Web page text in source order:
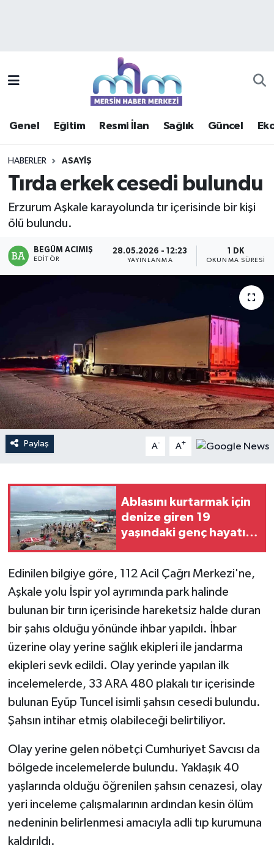
Genel Eğitim Resmi İlan Sağlık Güncel
HABERLER ASAYIŞ
Tırda erkek cesedi bulundu
Erzurum Aşkale karayolunda tır içerisinde bir kişi
ölü bulundu.
BEGÜM ACIMIŞ
EDITÖR
28.05.2026 - 12:23
YAYINLANMA
1 DK
OKUNMA SÜRESI
Paylaş A- A+
Ablasını kurtarmak için
denize giren 19
yaşındaki genç hayatını
Edinilen bilgiye göre, 112 Acil Çağrı Merkezi'ne,
Aşkale yolu İspir yol ayrımında park halinde
bulunan bir tırın içerisinde hareketsiz halde duran
bir şahıs olduğu yönünde ihbar yapıldı. İhbar
üzerine olay yerine sağlık ekipleri ile jandarma
ekipleri sevk edildi. Olay yerinde yapılan ilk
incelemelerde, 33 ARA 480 plakalı tır içerisinde
bulunan Eyüp Tuncel isimli şahsın cesedi bulundu.
Şahsın intihar etmiş olabileceği belirtiliyor.
Olay yerine gelen nöbetçi Cumhuriyet Savcısı da
bölgede incelemelerde bulundu. Yaklaşık 40
yaşlarında olduğu öğrenilen şahsın cenazesi, olay
yeri inceleme çalışmalarının ardından kesin ölüm
nedeninin belirlenmesi amacıyla adli tıp kurumuna
kaldırıldı.
Güncel
Mersin Tarihi
Özel Haber
Politika
Resmi İlan
Sağlık
Spor
Sürmanşet
Teknoloji
Yaşam
Mersin Trafik Yoğunluk Haritası
Süper Lig Puan Durumu ve Fikstür
Haber Arşivi